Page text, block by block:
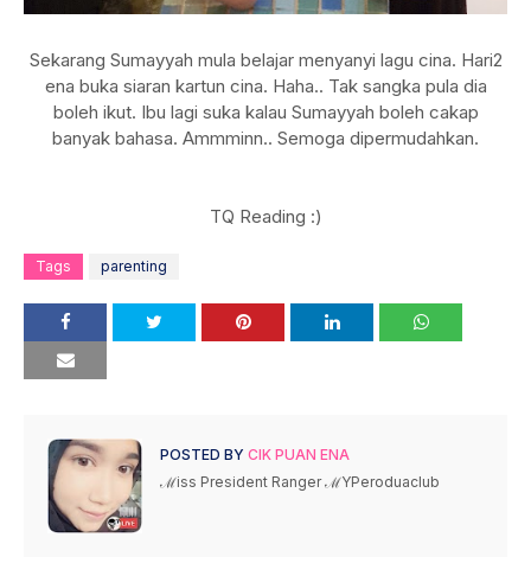
Sekarang Sumayyah mula belajar menyanyi lagu cina. Hari2
ena buka siaran kartun cina. Haha.. Tak sangka pula dia
boleh ikut. Ibu lagi suka kalau Sumayyah boleh cakap
banyak bahasa. Ammminn.. Semoga dipermudahkan.
TQ Reading :)
Tags parenting
POSTED BY CIK PUAN ENA
ℳiss President Ranger ℳYPeroduaclub